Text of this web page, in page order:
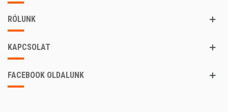
RÓLUNK
KAPCSOLAT
FACEBOOK OLDALUNK